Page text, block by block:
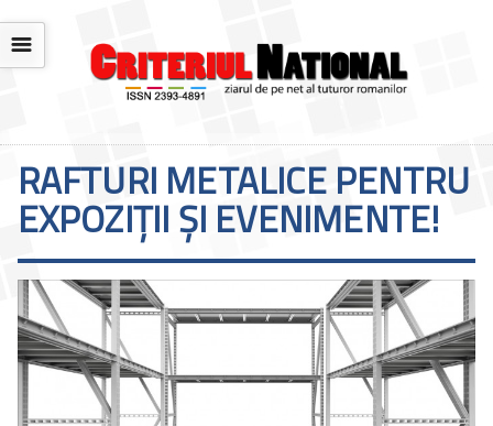
☰
RAFTURI METALICE PENTRU
EXPOZIȚII ȘI EVENIMENTE!